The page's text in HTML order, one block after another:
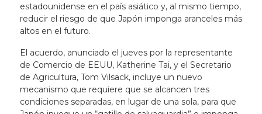
estadounidense en el país asiático y, al mismo tiempo,
reducir el riesgo de que Japón imponga aranceles más
altos en el futuro.
El acuerdo, anunciado el jueves por la representante
de Comercio de EEUU, Katherine Tai, y el Secretario
de Agricultura, Tom Vilsack, incluye un nuevo
mecanismo que requiere que se alcancen tres
condiciones separadas, en lugar de una sola, para que